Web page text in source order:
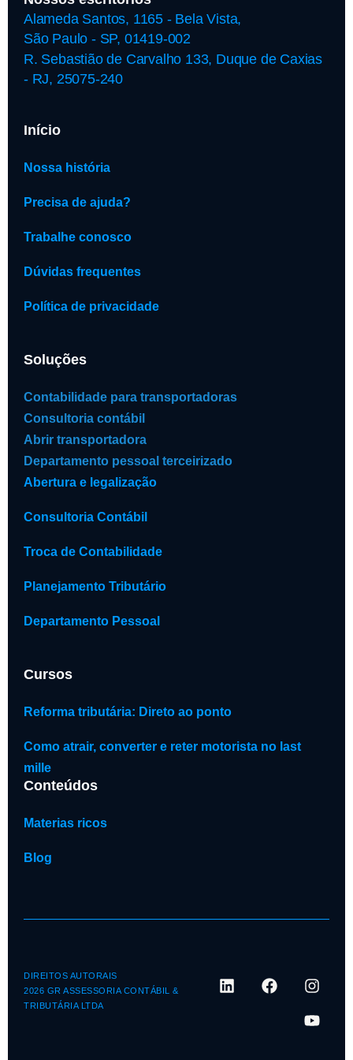
Alameda Santos, 1165 - Bela Vista,
São Paulo - SP, 01419-002
R. Sebastião de Carvalho 133, Duque de Caxias
- RJ, 25075-240
Início
Nossa história
Precisa de ajuda?
Trabalhe conosco
Dúvidas frequentes
Política de privacidade
Soluções
Contabilidade para transportadoras
Consultoria contábil
Abrir transportadora
Departamento pessoal terceirizado
Abertura e legalização
Consultoria Contábil
Troca de Contabilidade
Planejamento Tributário
Departamento Pessoal
Cursos
Reforma tributária: Direto ao ponto
Como atrair, converter e reter motorista no last
mille
Conteúdos
Materias ricos
Blog
DIREITOS AUTORAIS
2026 GR ASSESSORIA CONTÁBIL &
TRIBUTÁRIA LTDA